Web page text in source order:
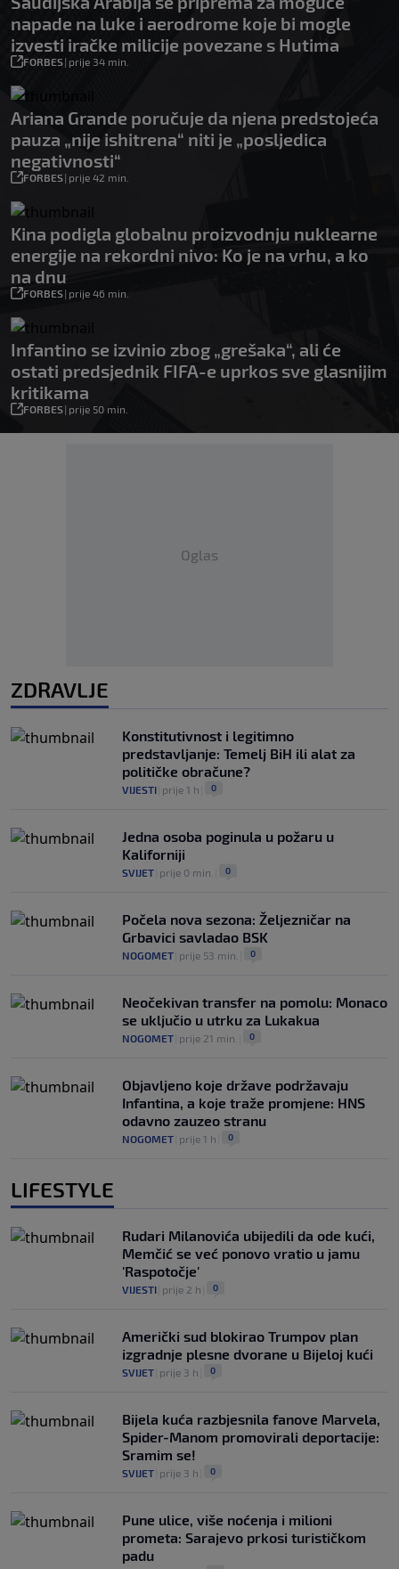
napade na luke i aerodrome koje bi mogle
izvesti iračke milicije povezane s Hutima
FORBES| prije 34 min.
Ariana Grande poručuje da njena predstojeća
pauza „nije ishitrena“ niti je „posljedica
negativnosti“
FORBES| prije 42 min.
Kina podigla globalnu proizvodnju nuklearne
energije na rekordni nivo: Ko je na vrhu, a ko
na dnu
FORBES| prije 46 min.
Infantino se izvinio zbog „grešaka“, ali će
ostati predsjednik FIFA-e uprkos sve glasnijim
kritikama
FORBES| prije 50 min.
Oglas
ZDRAVLJE
Konstitutivnost i legitimno
predstavljanje: Temelj BiH ili alat za
političke obračune?
VIJESTI prije 1 h 0
Jedna osoba poginula u požaru u
Kaliforniji
SVIJET prije 0 min. 0
Počela nova sezona: Željezničar na
Grbavici savladao BSK
NOGOMET prije 53 min. 0
Neočekivan transfer na pomolu: Monaco
se uključio u utrku za Lukakua
NOGOMET prije 21 min. 0
Objavljeno koje države podržavaju
Infantina, a koje traže promjene: HNS
odavno zauzeo stranu
NOGOMET prije 1 h 0
LIFESTYLE
Rudari Milanovića ubijedili da ode kući,
Memčić se već ponovo vratio u jamu
'Raspotočje'
VIJESTI prije 2 h 0
Američki sud blokirao Trumpov plan
izgradnje plesne dvorane u Bijeloj kući
SVIJET prije 3 h 0
Bijela kuća razbjesnila fanove Marvela,
Spider-Manom promovirali deportacije:
Sramim se!
SVIJET prije 3 h 0
Pune ulice, više noćenja i milioni
prometa: Sarajevo prkosi turističkom
padu